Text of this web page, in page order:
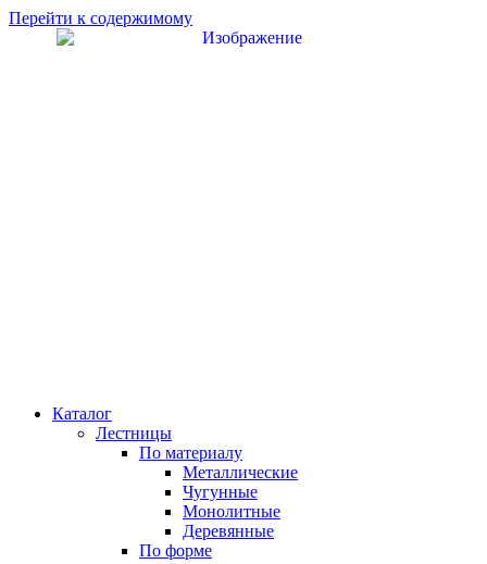
Перейти к содержимому
Каталог
Лестницы
По материалу
Металлические
Чугунные
Монолитные
Деревянные
По форме